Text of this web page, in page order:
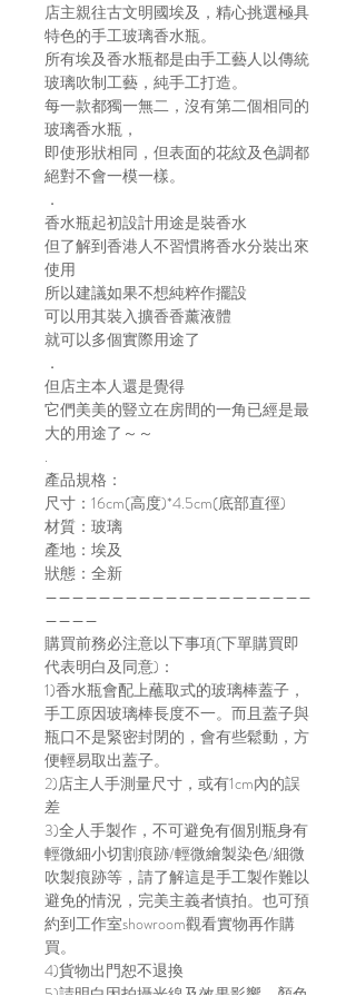
店主親往古文明國埃及，精心挑選極具
特色的手工玻璃香水瓶。
所有埃及香水瓶都是由手工藝人以傳統
玻璃吹制工藝，純手工打造。
每一款都獨一無二，沒有第二個相同的
玻璃香水瓶，
即使形狀相同，但表面的花紋及色調都
絕對不會一模一樣。
．
香水瓶起初設計用途是裝香水
但了解到香港人不習慣將香水分裝出來
使用
所以建議如果不想純粹作擺設
可以用其裝入擴香香薰液體
就可以多個實際用途了
．
但店主本人還是覺得
它們美美的豎立在房間的一角已經是最
大的用途了～～
.
產品規格：
尺寸：16cm(高度)*4.5cm(底部直徑)
材質：玻璃
產地：埃及
狀態：全新
————————————————————
————
購買前務必注意以下事項(下單購買即
代表明白及同意)：
1)香水瓶會配上蘸取式的玻璃棒蓋子，
手工原因玻璃棒長度不一。而且蓋子與
瓶口不是緊密封閉的，會有些鬆動，方
便輕易取出蓋子。
2)店主人手測量尺寸，或有1cm內的誤
差
3)全人手製作，不可避免有個別瓶身有
輕微細小切割痕跡/輕微繪製染色/細微
吹製痕跡等，請了解這是手工製作難以
避免的情況，完美主義者慎拍。也可預
約到工作室showroom觀看實物再作購
買。
4)貨物出門恕不退換
5)請明白因拍攝光線及效果影響，顏色